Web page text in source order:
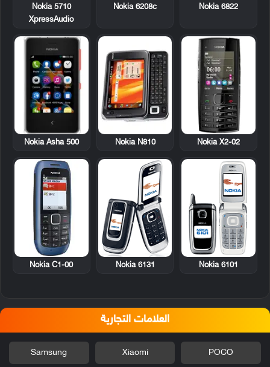
Nokia 6822
Nokia 6208c
Nokia 5710
XpressAudio
Nokia X2-02
Nokia N810
Nokia Asha 500
Nokia 6101
Nokia 6131
Nokia C1-00
العلامات التجارية
POCO
Xiaomi
Samsung